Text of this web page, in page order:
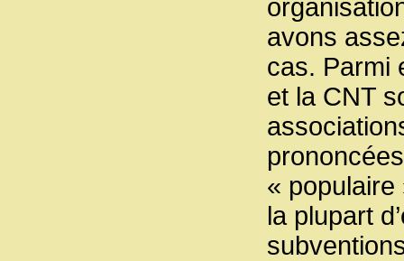
avons
cas. Parmi
et la CNT
« populaire
la plupart